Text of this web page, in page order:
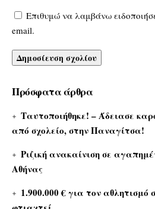
Επιθυμώ να λαμβάνω
email.
Πρόσφατα άρθρα
Ταυτοποιήθηκε! – Άδειασε
από σχολείο, στην Παναγίτσα!
Ριζική ανακαίνιση σε
Αθήνας
1.900.000 € για τον αθλητισμό